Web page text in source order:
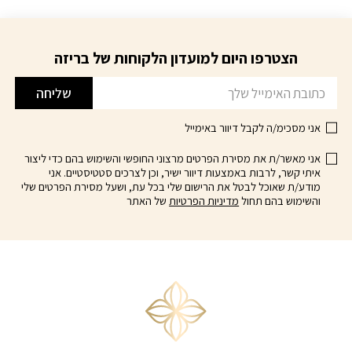
₪169.00.
₪139.00.
הצטרפו היום למועדון הלקוחות של בריזה
שליחה
אני מסכימ/ה לקבל דיוור באימייל
אני מאשר/ת את מסירת הפרטים מרצוני החופשי והשימוש בהם כדי ליצור
איתי קשר, לרבות באמצעות דיוור ישיר, וכן לצרכים סטטיסטיים. אני
מודע/ת שאוכל לבטל את הרישום שלי בכל עת, ושעל מסירת הפרטים שלי
והשימוש בהם תחול מדיניות הפרטיותשל האתר